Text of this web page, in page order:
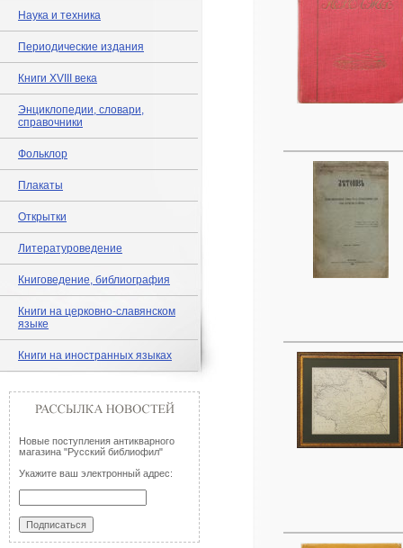
Наука и техника
Периодические издания
Книги XVIII века
Энциклопедии, словари,
справочники
Фольклор
Плакаты
Открытки
Литературоведение
Книговедение, библиография
Книги на церковно-славянском
языке
Книги на иностранных языках
Новые поступления антикварного
магазина "Русский библиофил"
Укажите ваш электронный адрес: